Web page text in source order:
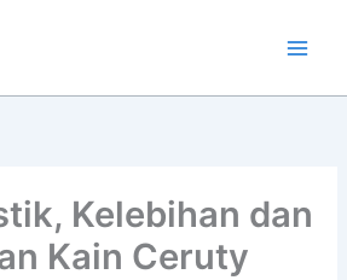
Kelebihan dan
Kain Ceruty